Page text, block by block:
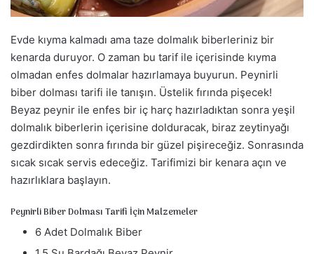
ö
n
d
e
r
m
Evde kıyma kalmadı ama taze dolmalık biberleriniz bir
kenarda duruyor. O zaman bu tarif ile içerisinde kıyma
olmadan enfes dolmalar hazırlamaya buyurun. Peynirli
biber dolması tarifi ile tanışın. Üstelik fırında pişecek!
Beyaz peynir ile enfes bir iç harç hazırladıktan sonra yeşil
dolmalık biberlerin içerisine dolduracak, biraz zeytinyağı
gezdirdikten sonra fırında bir güzel pişireceğiz. Sonrasında
sıcak sıcak servis edeceğiz. Tarifimizi bir kenara açın ve
hazırlıklara başlayın.
Peynirli Biber Dolması Tarifi İçin Malzemeler
6 Adet Dolmalık Biber